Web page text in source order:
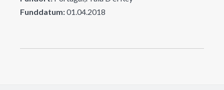
Funddatum:01.04.2018